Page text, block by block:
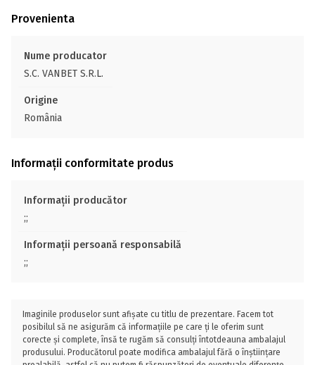
Provenienta
Nume producator
S.C. VANBET S.R.L.
Origine
România
Informații conformitate produs
Informații producător
;;
Informații persoană responsabilă
;;
Imaginile produselor sunt afișate cu titlu de prezentare. Facem tot
posibilul să ne asigurăm că informațiile pe care ți le oferim sunt
corecte și complete, însă te rugăm să consulți întotdeauna ambalajul
produsului. Producătorul poate modifica ambalajul fără o înștiințare